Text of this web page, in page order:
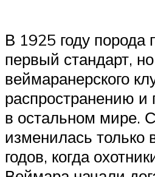
В 1925 году порода
первый стандарт,
веймаранерского
распространению и
в остальном мире.
изменилась только
годов, когда